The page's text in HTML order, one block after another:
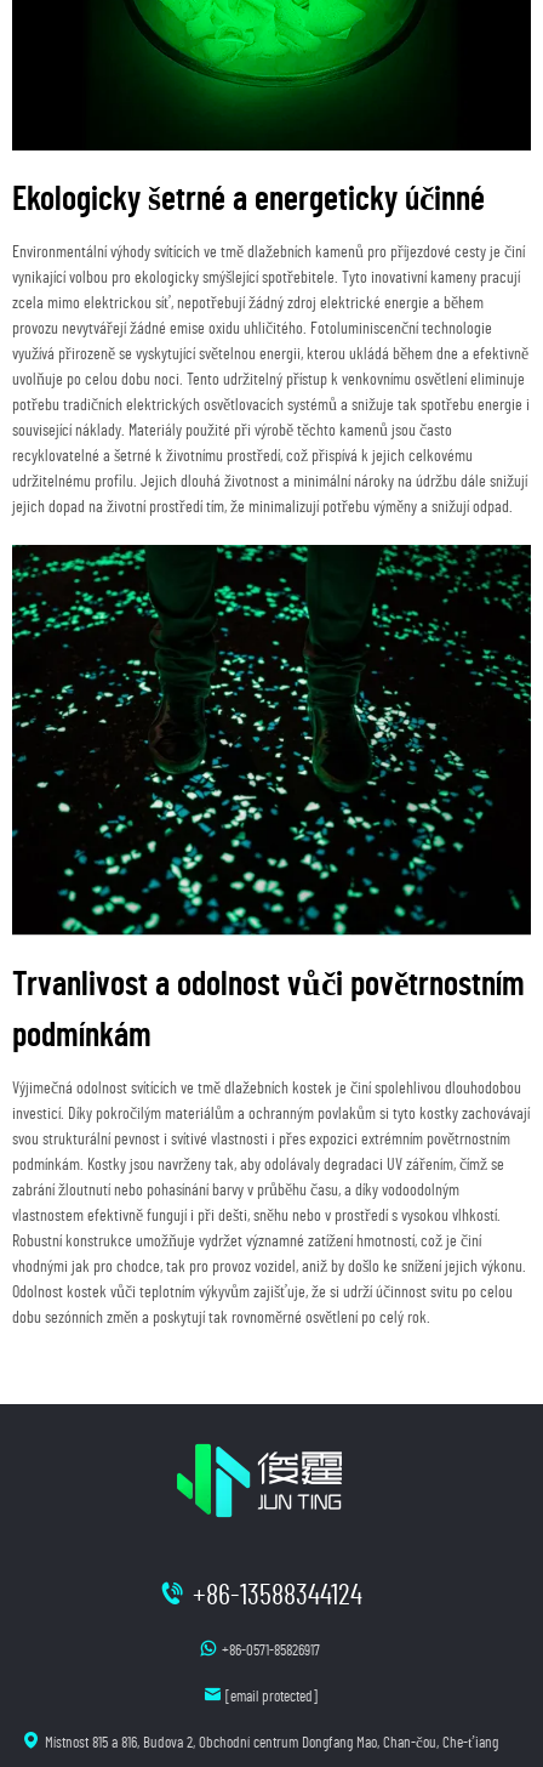
Ekologicky šetrné a energeticky účinné
Environmentální výhody svítících ve tmě dlažebních kamenů pro příjezdové cesty je činí
vynikající volbou pro ekologicky smýšlející spotřebitele. Tyto inovativní kameny pracují
zcela mimo elektrickou síť, nepotřebují žádný zdroj elektrické energie a během
provozu nevytvářejí žádné emise oxidu uhličitého. Fotoluminiscenční technologie
využívá přirozeně se vyskytující světelnou energii, kterou ukládá během dne a efektivně
uvolňuje po celou dobu noci. Tento udržitelný přístup k venkovnímu osvětlení eliminuje
potřebu tradičních elektrických osvětlovacích systémů a snižuje tak spotřebu energie i
související náklady. Materiály použité při výrobě těchto kamenů jsou často
recyklovatelné a šetrné k životnímu prostředí, což přispívá k jejich celkovému
udržitelnému profilu. Jejich dlouhá životnost a minimální nároky na údržbu dále snižují
jejich dopad na životní prostředí tím, že minimalizují potřebu výměny a snižují odpad.
Trvanlivost a odolnost vůči povětrnostním
podmínkám
Výjimečná odolnost svítících ve tmě dlažebních kostek je činí spolehlivou dlouhodobou
investicí. Díky pokročilým materiálům a ochranným povlakům si tyto kostky zachovávají
svou strukturální pevnost i svítivé vlastnosti i přes expozici extrémním povětrnostním
podmínkám. Kostky jsou navrženy tak, aby odolávaly degradaci UV zářením, čímž se
zabrání žloutnutí nebo pohasínání barvy v průběhu času, a díky vodoodolným
vlastnostem efektivně fungují i při dešti, sněhu nebo v prostředí s vysokou vlhkostí.
Robustní konstrukce umožňuje vydržet významné zatížení hmotností, což je činí
vhodnými jak pro chodce, tak pro provoz vozidel, aniž by došlo ke snížení jejich výkonu.
Odolnost kostek vůči teplotním výkyvům zajišťuje, že si udrží účinnost svitu po celou
dobu sezónních změn a poskytují tak rovnoměrné osvětlení po celý rok.
+86-13588344124
+86-0571-85826917
[email protected]
Místnost 815 a 816, Budova 2, Obchodní centrum Dongfang Mao, Chan-čou, Che-ťiang